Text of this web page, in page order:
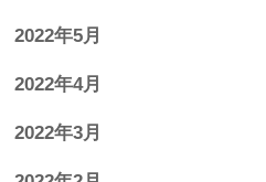
2022年5月
2022年4月
2022年3月